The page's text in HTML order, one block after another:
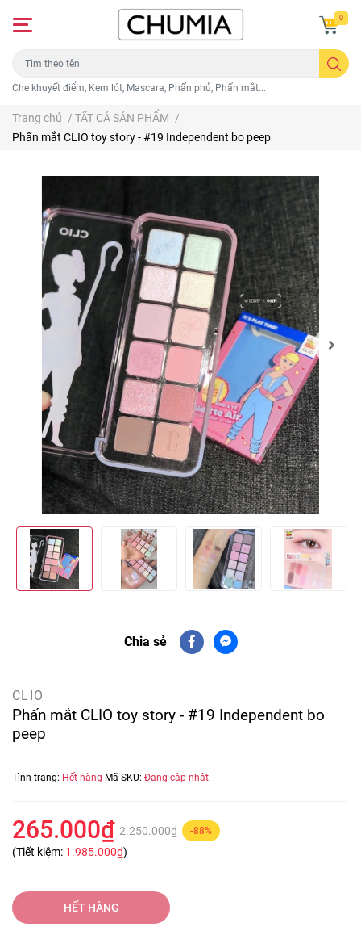
Che khuyết điểm, Kem lót, Mascara, Phấn phủ, Phấn mắt...
0
Trang chủ / TẤT CẢ SẢN PHẨM /
Phấn mắt CLIO toy story - #19 Independent bo peep
Chia sẻ
CLIO
Phấn mắt CLIO toy story - #19 Independent bo
peep
Tình trạng: Hết hàng Mã SKU: Đang cập nhật
265.000₫ 2.250.000₫ -88%
(Tiết kiệm: 1.985.000₫)
HẾT HÀNG